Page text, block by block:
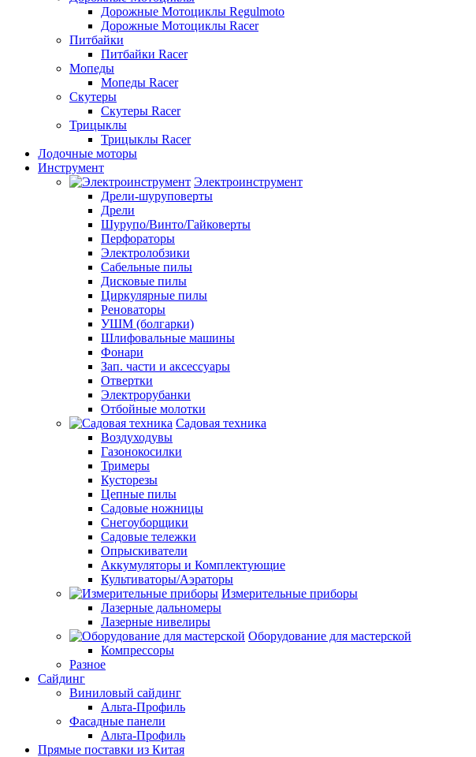
Дорожные Мотоциклы Regulmoto
Дорожные Мотоциклы Racer
Питбайки
Питбайки Racer
Мопеды
Мопеды Racer
Скутеры
Скутеры Racer
Трицыклы
Трицыклы Racer
Лодочные моторы
Инструмент
Электроинструмент
Дрели-шуруповерты
Дрели
Шурупо/Винто/Гайковерты
Перфораторы
Электролобзики
Сабельные пилы
Дисковые пилы
Циркулярные пилы
Реноваторы
УШМ (болгарки)
Шлифовальные машины
Фонари
Зап. части и аксессуары
Отвертки
Электрорубанки
Отбойные молотки
Садовая техника
Воздуходувы
Газонокосилки
Тримеры
Кусторезы
Цепные пилы
Садовые ножницы
Снегоуборщики
Садовые тележки
Опрыскиватели
Аккумуляторы и Комплектующие
Культиваторы/Аэраторы
Измерительные приборы
Лазерные дальномеры
Лазерные нивелиры
Оборудование для мастерской
Компрессоры
Разное
Сайдинг
Виниловый сайдинг
Альта-Профиль
Фасадные панели
Альта-Профиль
Прямые поставки из Китая